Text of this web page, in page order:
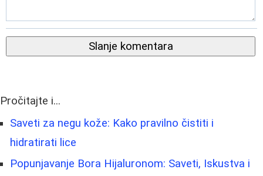
Slanje komentara
Pročitajte i...
Saveti za negu kože: Kako pravilno čistiti i
hidratirati lice
Popunjavanje Bora Hijaluronom: Saveti, Iskustva i